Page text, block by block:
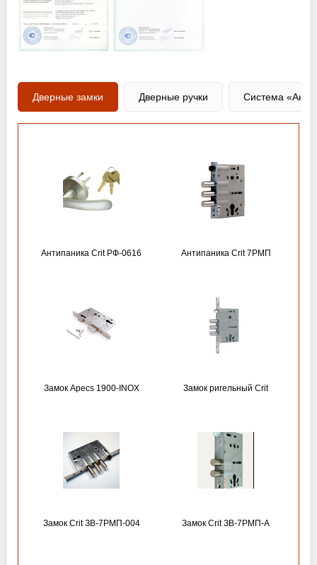
Дверные замки Дверные ручки Система
Антипаника Crit РФ-0616 Антипаника Crit 7РМП
Замок Apecs 1900-INOX Замок ригельный Crit
Замок Crit ЗВ-7РМП-004 Замок Crit ЗВ-7РМП-А